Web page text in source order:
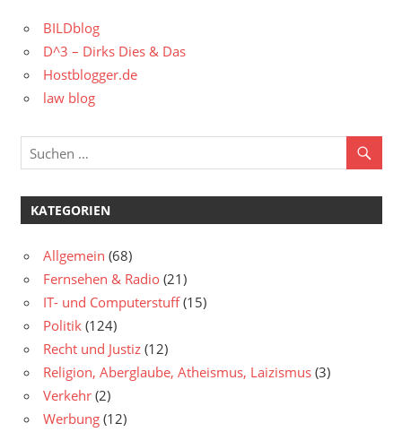
BILDblog
D^3 – Dirks Dies & Das
Hostblogger.de
law blog
KATEGORIEN
Allgemein (68)
Fernsehen & Radio (21)
IT- und Computerstuff(15)
Politik (124)
Recht und Justiz (12)
Religion, Aberglaube, Atheismus, Laizismus (3)
Verkehr (2)
Werbung (12)